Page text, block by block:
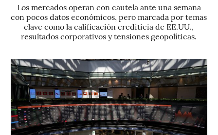
Los mercados operan con cautela ante una semana
con pocos datos económicos, pero marcada por temas
clave como la calificación crediticia de EE.UU.,
resultados corporativos y tensiones geopolíticas.